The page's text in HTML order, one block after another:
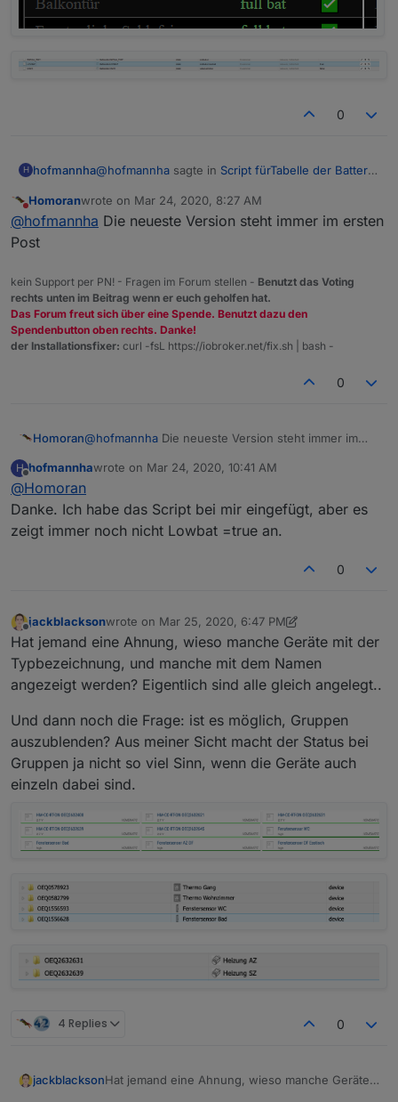
0
H hofmannha@hofmannha sagte in Script fürTabelle der Batterie
@liv-in-sky
Bei meinem Stand wird Lowbat = true noch
nicht angezeigt.
Viele Grüße
Do not disturb
Homoranwrote on Mar 24, 2020, 8:27 AM
last edited by
@hofmannha Die neueste Version steht immer im ersten
Post
kein Support per PN! - Fragen im Forum stellen - Benutzt das Voting
rechts unten im Beitrag wenn er euch geholfen hat.
Das Forum freut sich über eine Spende. Benutzt dazu den
Spendenbutton oben rechts. Danke!
der Installationsfixer: curl -fsL https://iobroker.net/fix.sh | bash -
0
Homoran@hofmannha Die neueste Version steht immer im
H
Offline
hofmannhawrote on Mar 24, 2020, 10:41 AM
last edited by
@Homoran
Danke. Ich habe das Script bei mir eingefügt, aber es
zeigt immer noch nicht Lowbat =true an.
0
Offline
jackblacksonwrote on Mar 25, 2020, 6:47 PM
last edited by jackblackson Mar 25, 2020, 7:49 PM
Hat jemand eine Ahnung, wieso manche Geräte mit der
Typbezeichnung, und manche mit dem Namen
angezeigt werden? Eigentlich sind alle gleich angelegt..
Und dann noch die Frage: ist es möglich, Gruppen
auszublenden? Aus meiner Sicht macht der Status bei
Gruppen ja nicht so viel Sinn, wenn die Geräte auch
einzeln dabei sind.
4 Replies 0
jackblacksonHat jemand eine Ahnung, wieso manche Geräte